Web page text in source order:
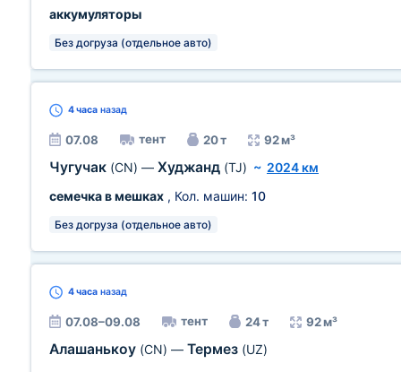
аккумуляторы
Без догруза (отдельное авто)
4 часа назад
07.08 тент 20 т 92 м³
Чугучак (CN) — Худжанд (TJ) ~ 2024 км
семечка в мешках , Кол. машин: 10
Без догруза (отдельное авто)
4 часа назад
07.08–09.08 тент 24 т 92 м³
Алашанькоу (CN) — Термез (UZ)